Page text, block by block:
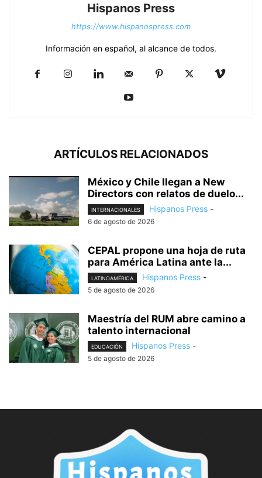
Hispanos Press
https://www.hispanospress.com
Información en español, al alcance de todos.
ARTÍCULOS RELACIONADOS
México y Chile llegan a New
Directors con relatos de duelo...
INTERNACIONALES Hispanos Press -
6 de agosto de 2026
CEPAL propone una hoja de ruta
para América Latina ante la...
LATINOAMÉRICA Hispanos Press -
5 de agosto de 2026
Maestría del RUM abre camino a
talento internacional
EDUCACIÓN Hispanos Press -
5 de agosto de 2026